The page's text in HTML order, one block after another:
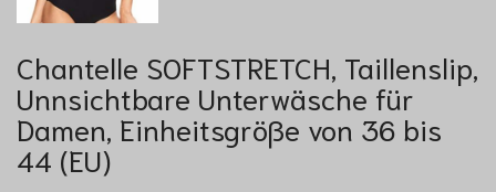
Chantelle SOFTSTRETCH, Taillenslip,
Unnsichtbare Unterwäsche für
Damen, Einheitsgröße von 36 bis
44 (EU)